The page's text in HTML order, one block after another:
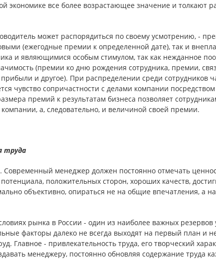
экономике все более возрастающее значение и толкают
может распорядиться по своему усмотрению, -
(ежегодные премии к определенной дате), так и
и являющимися особым стимулом, так как нежданное
(премии ко дню рождения сотрудника, премии,
и другое). При распределении среди сотрудников
чувство сопричастности с делами компании посредством
премий к результатам бизнеса позволяет
а, следовательно, и величиной своей премии.
труда
Современный менеджер должен постоянно отмечать
положительных сторон, хороших качеств,
объективно, опираться не на общие впечатления, а
рынка в России - один из наиболее важных резервов
факторы далеко не всегда выходят на первый план и
Главное - привлекательность труда, его творческий
менеджеру, постоянно обновляя содержание труда